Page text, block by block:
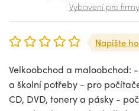
Vybavení pro firmy
Napište
Velkoobchod a maloobchod:
a školní potřeby - pro
CD, DVD, tonery a pásky -